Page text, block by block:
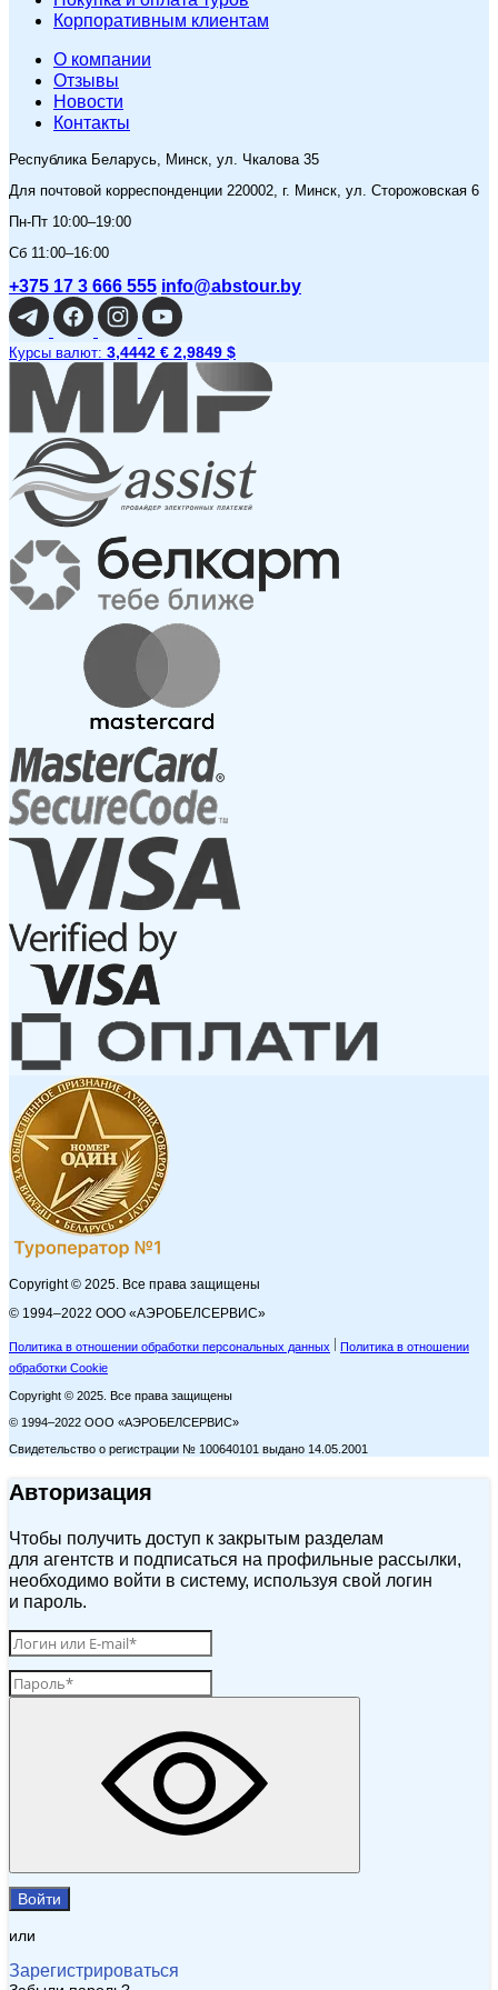
Корпоративным клиентам
O компании
Отзывы
Новости
Контакты
Республика Беларусь, Минск, ул. Чкалова 35
Для почтовой корреспонденции 220002, г. Минск, ул. Сторожовская 6
Пн-Пт 10:00–19:00
Сб 11:00–16:00
+375 17 3 666 555 info@abstour.by
Курсы валют: 3,4442 € 2,9849 $
Copyright © 2025. Все права защищены
© 1994–2022 ООО «АЭРОБЕЛСЕРВИС»
Политика в отношении обработки персональных данных
Политика в отношении
обработки Cookie
Copyright © 2025. Все права защищены
© 1994–2022 ООО «АЭРОБЕЛСЕРВИС»
Свидетельство о регистрации № 100640101 выдано 14.05.2001
Авторизация
Чтобы получить доступ к закрытым разделам
для агентств и подписаться на профильные рассылки,
необходимо войти в систему, используя свой логин
и пароль.
Войти
или
Зарегистрироваться